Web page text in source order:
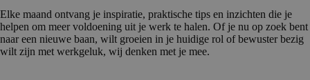
Elke maand ontvang je inspiratie, praktische tips en inzichten die je
helpen om meer voldoening uit je werk te halen. Of je nu op zoek bent
naar een nieuwe baan, wilt groeien in je huidige rol of bewuster bezig
wilt zijn met werkgeluk, wij denken met je mee.